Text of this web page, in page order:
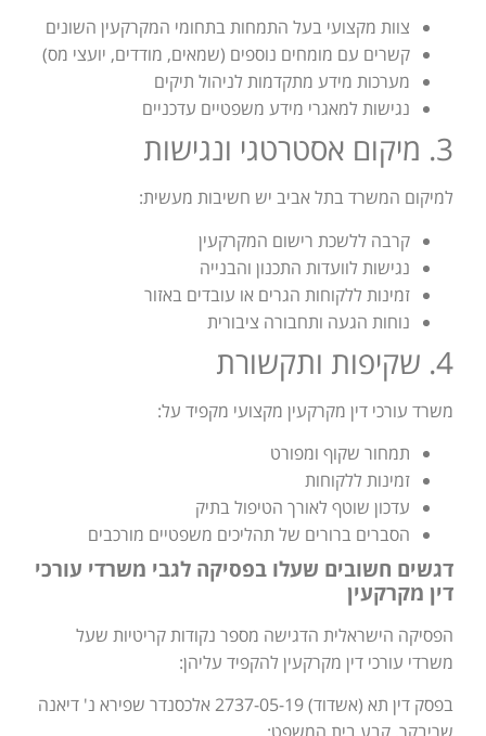
צוות מקצועי בעל התמחות בתחומי המקרקעין השונים
קשרים עם מומחים נוספים (שמאים, מודדים, יועצי מס)
מערכות מידע מתקדמות לניהול תיקים
נגישות למאגרי מידע משפטיים עדכניים
3. מיקום אסטרטגי ונגישות
למיקום המשרד בתל אביב יש חשיבות מעשית:
קרבה ללשכת רישום המקרקעין
נגישות לוועדות התכנון והבנייה
זמינות ללקוחות הגרים או עובדים באזור
נוחות הגעה ותחבורה ציבורית
4. שקיפות ותקשורת
משרד עורכי דין מקרקעין מקצועי מקפיד על:
תמחור שקוף ומפורט
זמינות ללקוחות
עדכון שוטף לאורך הטיפול בתיק
הסברים ברורים של תהליכים משפטיים מורכבים
דגשים חשובים שעלו בפסיקה לגבי משרדי עורכי
דין מקרקעין
הפסיקה הישראלית הדגישה מספר נקודות קריטיות שעל
משרדי עורכי דין מקרקעין להקפיד עליהן:
בפסק דין תא (אשדוד) 2737-05-19 אלכסנדר שפירא נ' דיאנה